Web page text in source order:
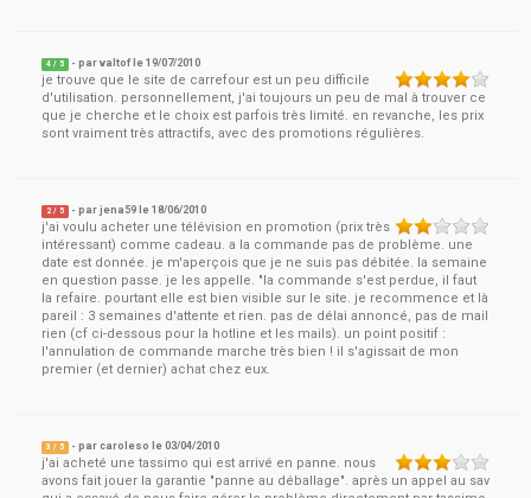
4 / 5 - parvaltofle19/07/2010
je trouve que le site de carrefour est un peu difficile
d'utilisation. personnellement, j'ai toujours un peu de mal à trouver ce
que je cherche et le choix est parfois très limité. en revanche, les prix
sont vraiment très attractifs, avec des promotions régulières.
2 / 5 - parjena59 le18/06/2010
j'ai voulu acheter une télévision en promotion (prix très
intéressant) comme cadeau. a la commande pas de problème. une
date est donnée. je m'aperçois que je ne suis pas débitée. la semaine
en question passe. je les appelle. "la commande s'est perdue, il faut
la refaire. pourtant elle est bien visible sur le site. je recommence et là
pareil : 3 semaines d'attente et rien. pas de délai annoncé, pas de mail
rien (cf ci-dessous pour la hotline et les mails). un point positif :
l'annulation de commande marche très bien ! il s'agissait de mon
premier (et dernier) achat chez eux.
3 / 5 - parcaroleso le03/04/2010
j'ai acheté une tassimo qui est arrivé en panne. nous
avons fait jouer la garantie "panne au déballage". après un appel au sav